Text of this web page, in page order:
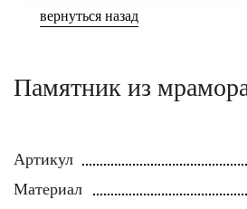
вернуться назад
Памятник из
Артикул
Материал